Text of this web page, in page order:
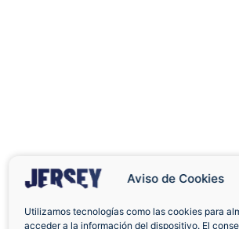
Aviso de Cookies
Utilizamos tecnologías como las cookies para
acceder a la información del dispositivo. El